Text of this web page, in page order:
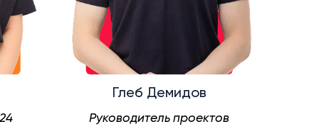
Глеб Демидов
Руководитель проектов